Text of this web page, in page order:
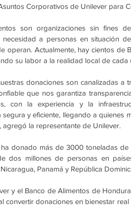
Corporativos de Unilever para
son organizaciones sin fines
a personas en situación
operan. Actualmente, hay cientos de
su labor a la realidad local de cada
donaciones son canalizadas a
que nos garantiza
con la experiencia y la
y eficiente, llegando a quienes
agregó la representante de Unilever.
donado más de 3000 toneladas de
dos millones de personas en
Panamá y República
y el Banco de Alimentos de
convertir donaciones en bienestar